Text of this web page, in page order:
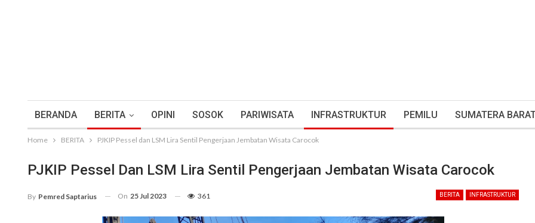
BERANDA BERITA OPINI SOSOK PARIWISATA INFRASTRUKTUR PEMILU SUMATERA
Home BERITA PJKIP Pessel dan LSM Lira Sentil Pengerjaan Jembatan Wisata Carocok
PJKIP Pessel Dan LSM Lira Sentil Pengerjaan Jembatan Wisata Carocok
BERITA INFRASTRUKTUR
By Pemred Saptarius On 25 Jul 2023 361